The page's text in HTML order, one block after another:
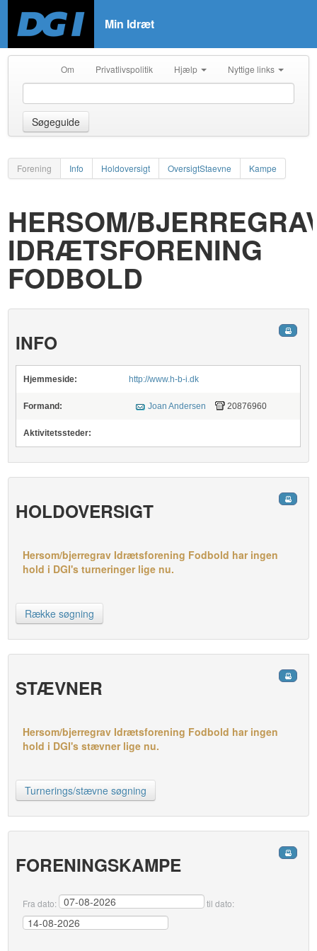
Min Idræt
Om Privatlivspolitik Hjælp Nyttige links
Søgeguide
Forening Info Holdoversigt OversigtStaevne Kampe
HERSOM/
IDRÆTSFORENING
FODBOLD
INFO
Hjemmeside: http://www.h-b-i.dk
Formand: Joan Andersen 20876960
Aktivitetssteder:
HOLDOVERSIGT
Hersom/bjerregrav Idrætsforening Fodbold har ingen
hold i DGI's turneringer lige nu.
Række søgning
STÆVNER
Hersom/bjerregrav Idrætsforening Fodbold har ingen
hold i DGI's stævner lige nu.
Turnerings/stævne søgning
FORENINGSKAMPE
Fra dato: til dato: